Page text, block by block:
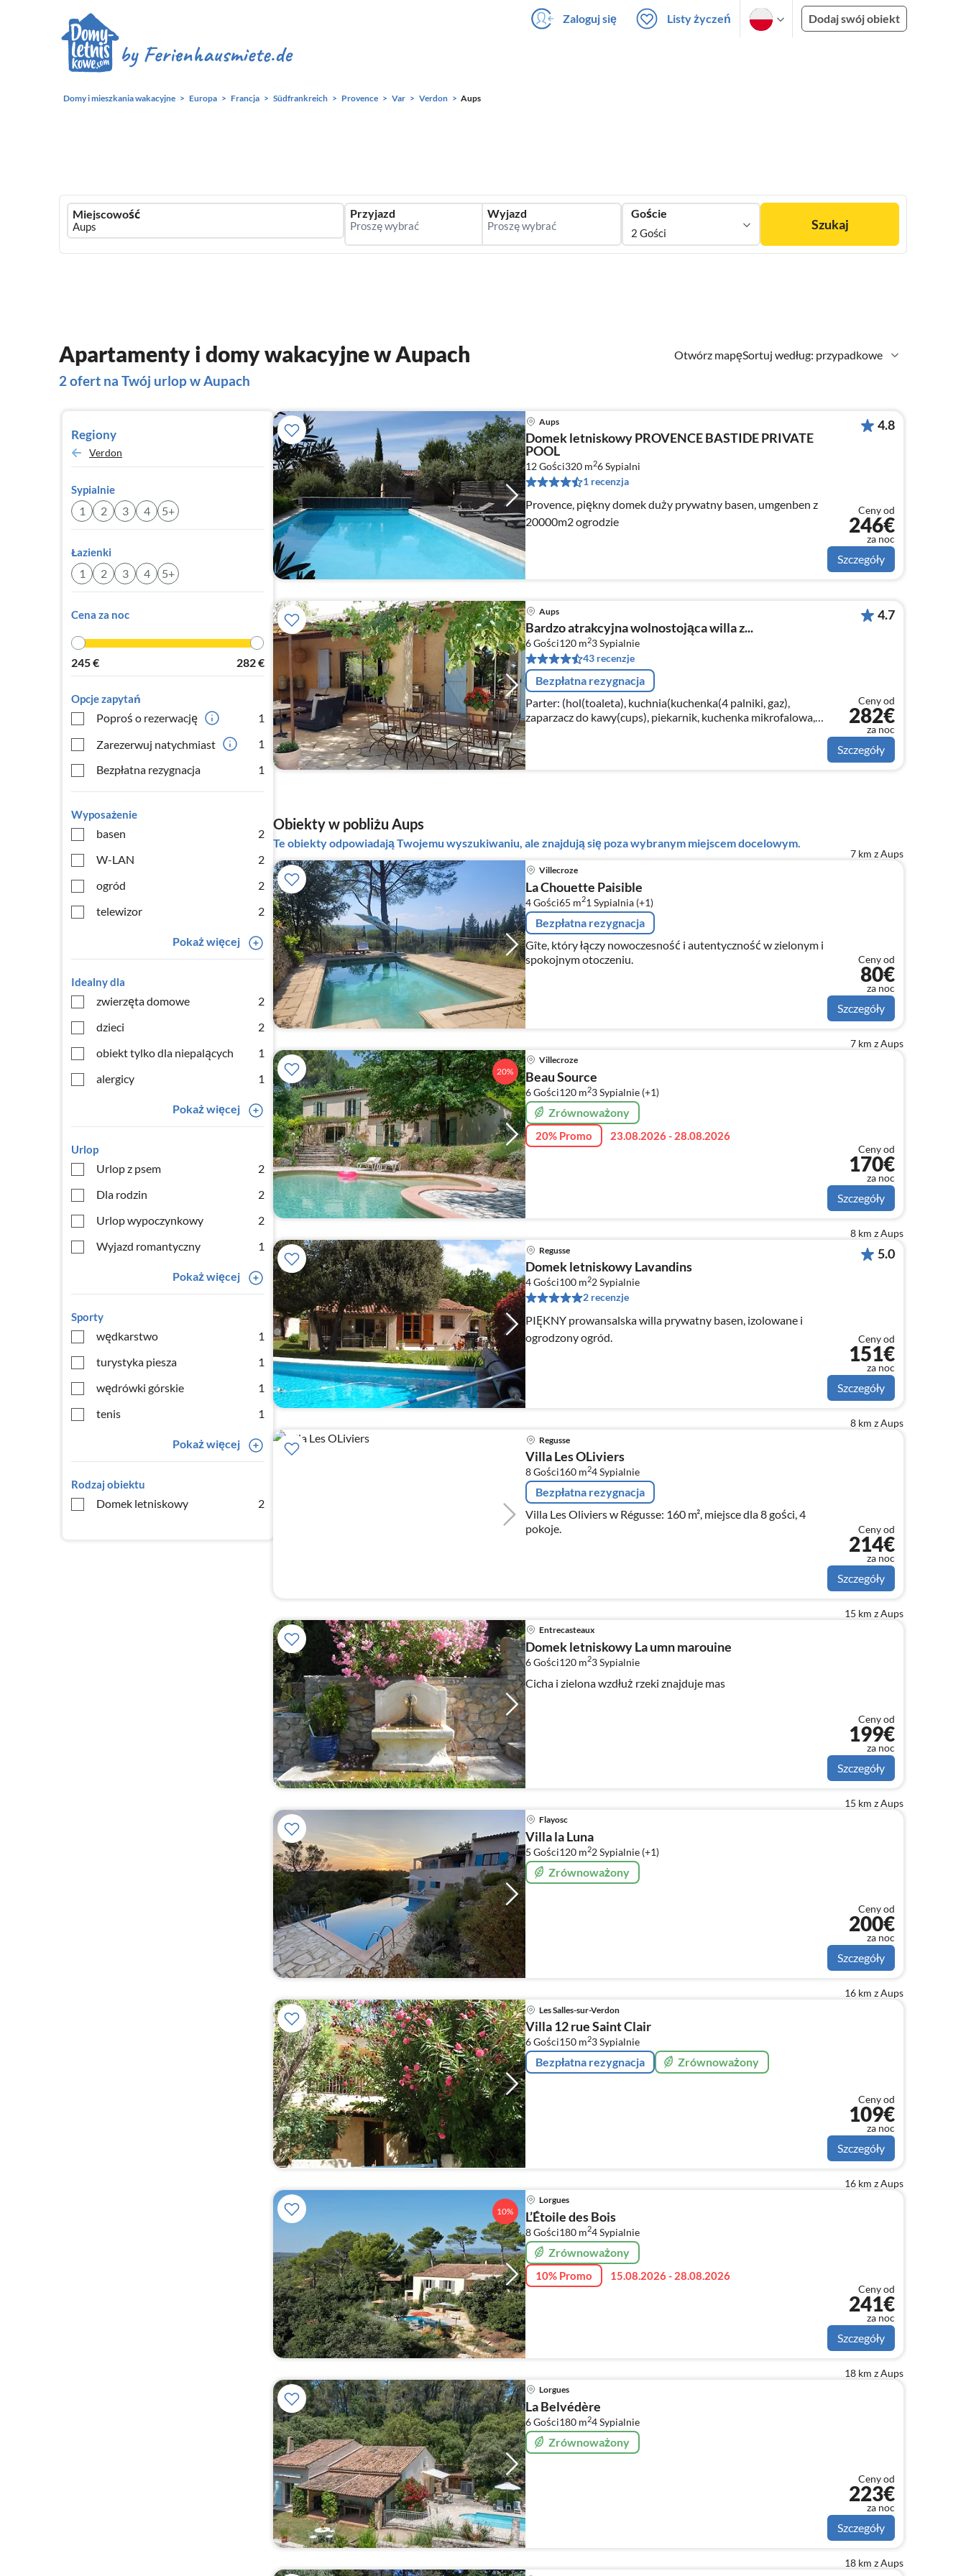
Zaloguj się Listy życzeń Dodaj swój obiekt
Domy i mieszkania wakacyjne Europa Francja Südfrankreich Provence Var Verdon Aups
Ferienhausmiete
logo
Miejscowość Przyjazd Wyjazd Goście
2 Gości
Szukaj
Otwórz mapęSortuj według: przypadkowe
Apartamenty i domy wakacyjne w Aupach
2 ofert na Twój urlop w Aupach
Regiony
Verdon
Sypialnie
1 2 3 4 5+
Łazienki
1 2 3 4 5+
Cena za noc
245€ 282€
Opcje zapytań
Poproś o rezerwację
1
Zarezerwuj natychmiast
1
Bezpłatna rezygnacja
1
Wyposażenie
basen
2
W-LAN
2
ogród
2
telewizor
2
Pokaż więcej
Idealny dla
zwierzęta domowe
2
dzieci
2
obiekt tylko dla niepalących
1
alergicy
1
Pokaż więcej
Urlop
Urlop z psem
2
Dla rodzin
2
Urlop wypoczynkowy
2
Wyjazd romantyczny
1
Pokaż więcej
Sporty
wędkarstwo
1
turystyka piesza
1
wędrówki górskie
1
tenis
1
Pokaż więcej
Rodzaj obiektu
Domek letniskowy 2
Aups
Domek letniskowy PROVENCE BASTIDE PRIVATE
POOL
12 Gości320 m26Sypialni
1 recenzja
Provence, piękny domek duży prywatny basen, umgenben z
20000m2 ogrodzie
4.8
Ceny od
246€
za noc
Szczegóły
Aups
Bardzo atrakcyjna wolnostojąca willa z...
6 Gości120 m23Sypialnie
43 recenzje
Bezpłatna rezygnacja
Parter: (hol(toaleta), kuchnia(kuchenka(4 palniki, gaz),
zaparzacz do kawy(cups), piekarnik, kuchenka mikrofalowa,
zmywarka do naczyń, lodówka, zamrażarka)
4.7
Ceny od
282€
za noc
Szczegóły
Obiekty w pobliżu Aups
Te obiekty odpowiadają Twojemu wyszukiwaniu, ale znajdują się poza wybranym miejscem docelowym.
7 km z Aups
Villecroze
La Chouette Paisible
4 Gości65 m21 Sypialnia (+1)
Bezpłatna rezygnacja
Gîte, który łączy nowoczesność i autentyczność w zielonym i
spokojnym otoczeniu.
Ceny od
80€
za noc
Szczegóły
20%
7 km z Aups
Villecroze
Beau Source
6 Gości120 m23Sypialnie (+1)
Zrównoważony
20% Promo 23.08.2026 - 28.08.2026
Ceny od
170€
za noc
Szczegóły
8 km z Aups
Regusse
Domek letniskowy Lavandins
4 Gości100 m22Sypialnie
2 recenzje
PIĘKNY prowansalska willa prywatny basen, izolowane i
ogrodzony ogród.
5.0
Ceny od
151€
za noc
Szczegóły
8 km z Aups
Regusse
Villa Les OLiviers
8 Gości160 m24Sypialnie
Bezpłatna rezygnacja
Villa Les Oliviers w Régusse: 160 m², miejsce dla 8 gości, 4
pokoje.
Ceny od
214€
za noc
Szczegóły
15 km z Aups
Entrecasteaux
Domek letniskowy La umn marouine
6 Gości120 m23Sypialnie
Cicha i zielona wzdłuż rzeki znajduje mas
Ceny od
199€
za noc
Szczegóły
15 km z Aups
Flayosc
Villa la Luna
5 Gości120 m22Sypialnie (+1)
Zrównoważony
Ceny od
200€
za noc
Szczegóły
16 km z Aups
Les Salles-sur-Verdon
Villa 12 rue Saint Clair
6 Gości150 m23Sypialnie
Bezpłatna rezygnacja Zrównoważony
Ceny od
109€
za noc
Szczegóły
10%
16 km z Aups
Lorgues
L’Étoile des Bois
8 Gości180 m24Sypialnie
Zrównoważony
10% Promo 15.08.2026 - 28.08.2026
Ceny od
241€
za noc
Szczegóły
18 km z Aups
Lorgues
La Belvédère
6 Gości180 m24Sypialnie
Zrównoważony
Ceny od
223€
za noc
Szczegóły
18 km z Aups